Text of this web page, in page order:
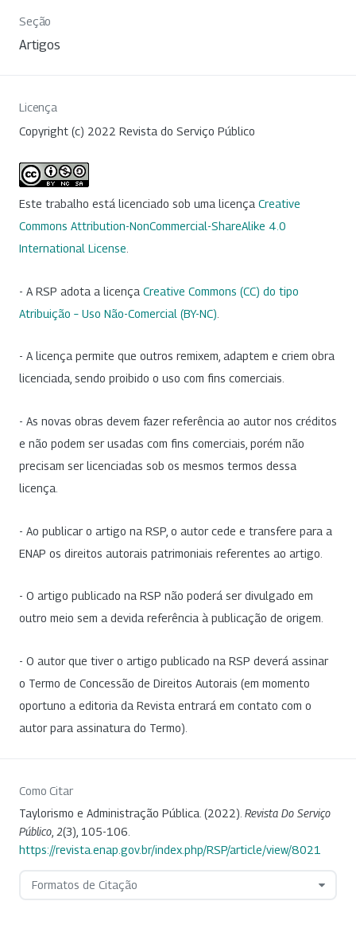
Seção
Artigos
Licença
Copyright (c) 2022 Revista do Serviço Público
Este trabalho está licenciado sob uma licença Creative
Commons Attribution-NonCommercial-ShareAlike 4.0
International License
- A RSP adota a licença Creative Commons (CC) do tipo
Atribuição – Uso Não-Comercial (BY-NC)
- A licença permite que outros remixem, adaptem e criem obra
licenciada, sendo proibido o uso com fins comerciais.
- As novas obras devem fazer referência ao autor nos créditos
e não podem ser usadas com fins comerciais, porém não
precisam ser licenciadas sob os mesmos termos dessa
licença.
- Ao publicar o artigo na RSP, o autor cede e transfere para a
ENAP os direitos autorais patrimoniais referentes ao artigo.
- O artigo publicado na RSP não poderá ser divulgado em
outro meio sem a devida referência à publicação de origem.
- O autor que tiver o artigo publicado na RSP deverá assinar
o Termo de Concessão de Direitos Autorais (em momento
oportuno a editoria da Revista entrará em contato com o
autor para assinatura do Termo).
Como Citar
Taylorismo e Administração Pública. (2022). Revista Do Serviço
Público 2(3), 105-106.
https://revista.enap.gov.br/index.php/RSP/article/view/8021
Formatos de Citação